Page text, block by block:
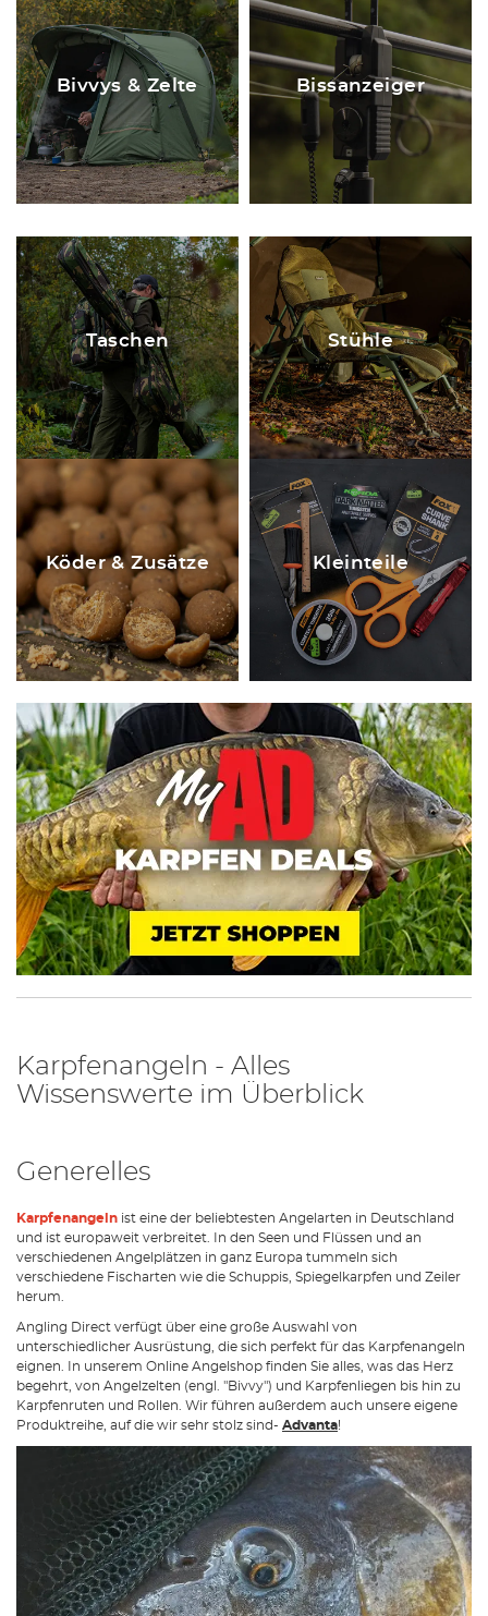
Bivvys & Zelte Bissanzeiger
Taschen Stühle
Köder & Zusätze Kleinteile
Karpfenangeln - Alles
Wissenswerte im Überblick
Generelles
Karpfenangeln ist eine der beliebtesten Angelarten in Deutschland
und ist europaweit verbreitet. In den Seen und Flüssen und an
verschiedenen Angelplätzen in ganz Europa tummeln sich
verschiedene Fischarten wie die Schuppis, Spiegelkarpfen und Zeiler
herum.
Angling Direct verfügt über eine große Auswahl von
unterschiedlicher Ausrüstung, die sich perfekt für das Karpfenangeln
eignen. In unserem Online Angelshop finden Sie alles, was das Herz
begehrt, von Angelzelten (engl. "Bivvy") und Karpfenliegen bis hin zu
Karpfenruten und Rollen. Wir führen außerdem auch unsere eigene
Produktreihe, auf die wir sehr stolz sind- Advanta!